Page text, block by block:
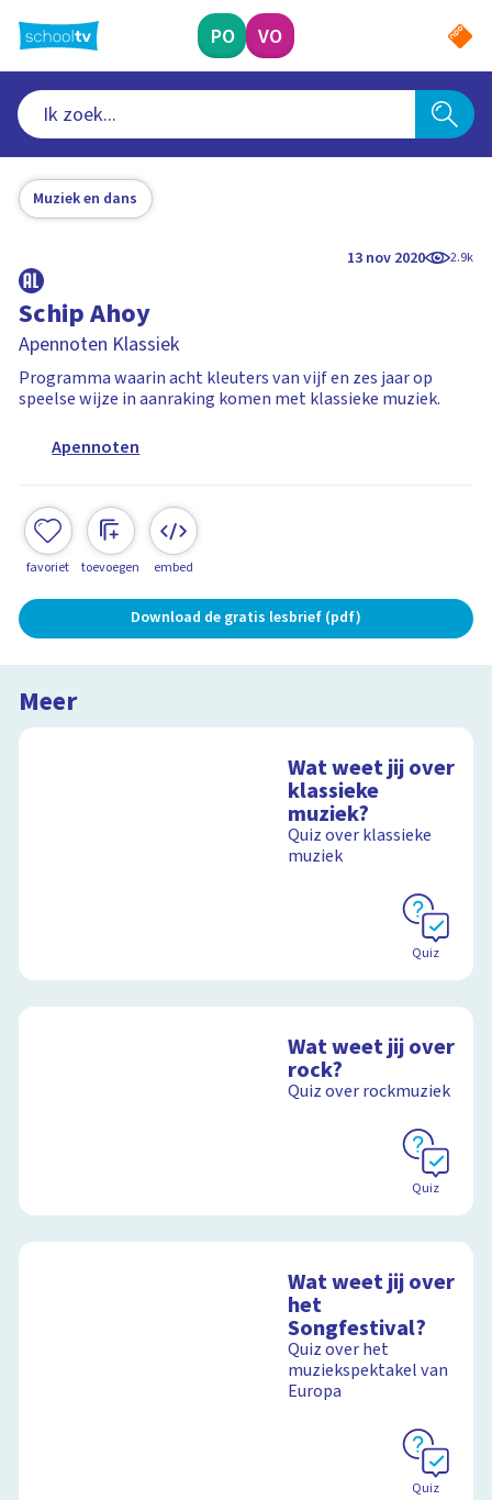
naar
hoofdinhoud
PO VO
Muziek en dans
13 nov 2020 2.9k
Schip Ahoy
Apennoten Klassiek
Programma waarin acht kleuters van vijf en zes jaar op
speelse wijze in aanraking komen met klassieke muziek.
Apennoten
favoriet toevoegen embed
Download de gratis lesbrief (pdf)
Meer
Wat weet jij over
klassieke
muziek?
Quiz over klassieke
muziek
Quiz
Wat weet jij over
rock?
Quiz over rockmuziek
Quiz
Wat weet jij over
het
Songfestival?
Quiz over het
muziekspektakel van
Europa
Quiz